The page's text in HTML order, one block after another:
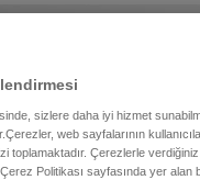
sizlere daha iyi hizmet
web sayfalarının
toplamaktadır. Çerezlerle
Politikası sayfasında yer